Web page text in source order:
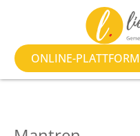
ONLINE-PLATTFORM